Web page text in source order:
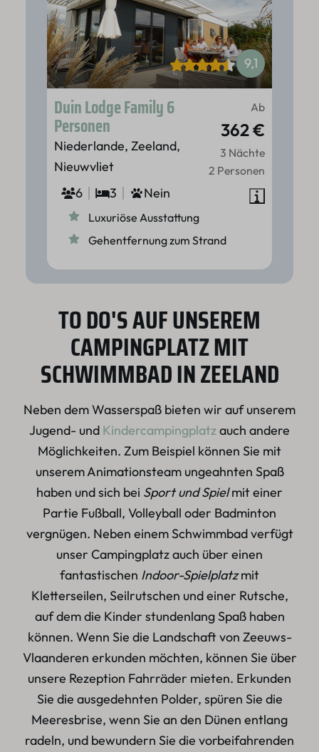
9,1
Ab
362 €
3 Nächte
2 Personen
Duin Lodge Family 6
Personen
Niederlande, Zeeland,
Nieuwvliet
6
3 Nein
Luxuriöse Ausstattung
Gehentfernung zum Strand
TO DO'S AUF UNSEREM
CAMPINGPLATZ MIT
SCHWIMMBAD IN ZEELAND
Neben dem Wasserspaß bieten wir auf unserem
Jugend- und Kindercampingplatzauch andere
Möglichkeiten. Zum Beispiel können Sie mit
unserem Animationsteam ungeahnten Spaß
haben und sich bei Sport und Spielmit einer
Partie Fußball, Volleyball oder Badminton
vergnügen. Neben einem Schwimmbad verfügt
unser Campingplatz auch über einen
fantastischen Indoor-Spielplatzmit
Kletterseilen, Seilrutschen und einer Rutsche,
auf dem die Kinder stundenlang Spaß haben
können. Wenn Sie die Landschaft von Zeeuws-
Vlaanderen erkunden möchten, können Sie über
unsere Rezeption Fahrräder mieten. Erkunden
Sie die ausgedehnten Polder, spüren Sie die
Meeresbrise, wenn Sie an den Dünen entlang
radeln, und bewundern Sie die vorbeifahrenden